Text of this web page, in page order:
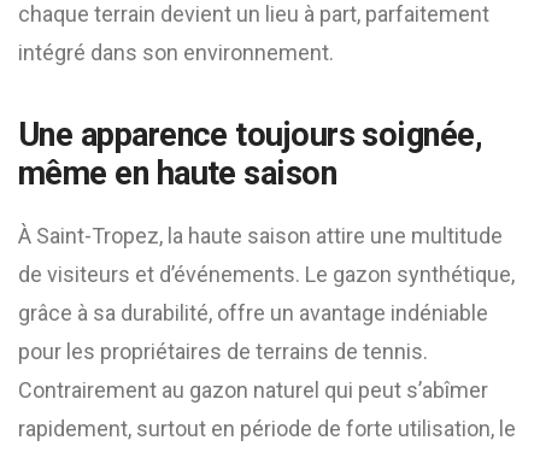
chaque terrain devient un lieu à part, parfaitement
intégré dans son environnement.
Une apparence toujours soignée,
même en haute saison
À Saint-Tropez, la haute saison attire une multitude
de visiteurs et d’événements. Le gazon synthétique,
grâce à sa durabilité, offre un avantage indéniable
pour les propriétaires de terrains de tennis.
Contrairement au gazon naturel qui peut s’abîmer
rapidement, surtout en période de forte utilisation, le